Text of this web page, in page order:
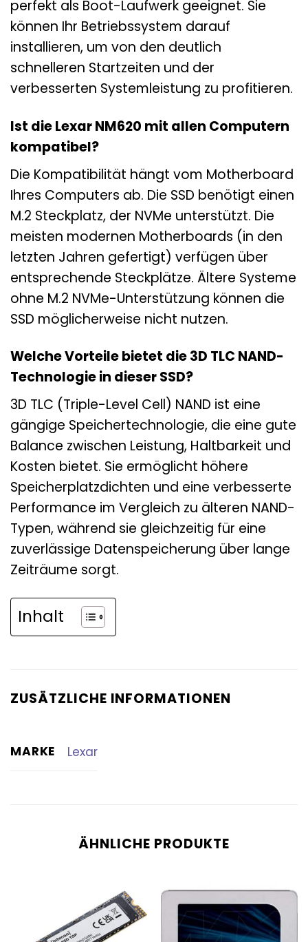
perfekt als Boot-Laufwerk geeignet. Sie
können Ihr Betriebssystem darauf
installieren, um von den deutlich
schnelleren Startzeiten und der
verbesserten Systemleistung zu profitieren.
Ist die Lexar NM620 mit allen Computern
kompatibel?
Die Kompatibilität hängt vom Motherboard
Ihres Computers ab. Die SSD benötigt einen
M.2 Steckplatz, der NVMe unterstützt. Die
meisten modernen Motherboards (in den
letzten Jahren gefertigt) verfügen über
entsprechende Steckplätze. Ältere Systeme
ohne M.2 NVMe-Unterstützung können die
SSD möglicherweise nicht nutzen.
Welche Vorteile bietet die 3D TLC NAND-
Technologie in dieser SSD?
3D TLC (Triple-Level Cell) NAND ist eine
gängige Speichertechnologie, die eine gute
Balance zwischen Leistung, Haltbarkeit und
Kosten bietet. Sie ermöglicht höhere
Speicherplatzdichten und eine verbesserte
Performance im Vergleich zu älteren NAND-
Typen, während sie gleichzeitig für eine
zuverlässige Datenspeicherung über lange
Zeiträume sorgt.
Inhalt
ZUSÄTZLICHE INFORMATIONEN
MARKE Lexar
ÄHNLICHE PRODUKTE